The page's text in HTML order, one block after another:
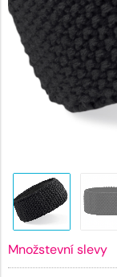
Množstevní slevy